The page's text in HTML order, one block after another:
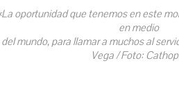
oportunidad que tenemos en este
en medio
del mundo, para llamar a muchos al
Vega / Foto: